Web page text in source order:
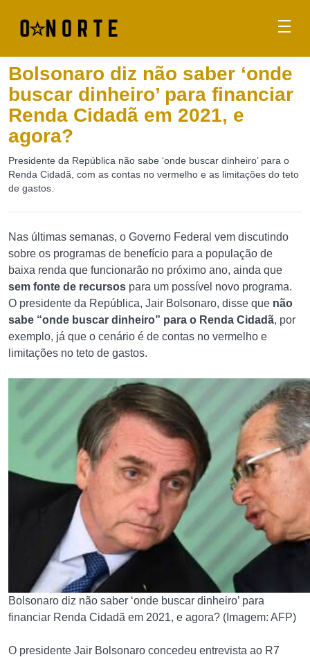
Bolsonaro diz não saber ‘onde
buscar dinheiro’ para financiar
Renda Cidadã em 2021, e
agora?
Presidente da República não sabe ‘onde buscar dinheiro’ para o
Renda Cidadã, com as contas no vermelho e as limitações do teto
de gastos.
Nas últimas semanas, o Governo Federal vem discutindo
sobre os programas de benefício para a população de
baixa renda que funcionarão no próximo ano, ainda que
sem fonte de recursos para um possível novo programa.
O presidente da República, Jair Bolsonaro, disse que não
sabe “onde buscar dinheiro” para o Renda Cidadã, por
exemplo, já que o cenário é de contas no vermelho e
limitações no teto de gastos.
Bolsonaro diz não saber ‘onde buscar dinheiro’ para
financiar Renda Cidadã em 2021, e agora? (Imagem: AFP)
O presidente Jair Bolsonaro concedeu entrevista ao R7